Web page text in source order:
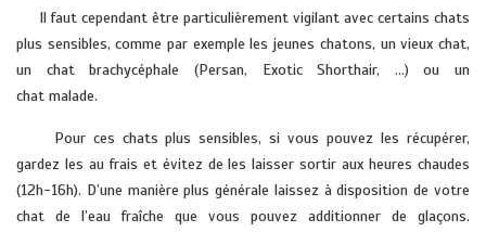
Il faut cependant être particulièrement vigilant avec certains chats
plus sensibles, comme par exemple les jeunes chatons, un vieux chat,
un chat brachycéphale (Persan, Exotic Shorthair, …) ou un
chat malade.
Pour ces chats plus sensibles, si vous pouvez les récupérer,
gardez les au frais et évitez de les laisser sortir aux heures chaudes
(12h-16h). D’une manière plus générale laissez à disposition de votre
chat de l’eau fraîche que vous pouvez additionner de glaçons.